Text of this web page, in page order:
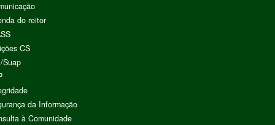
do reitor
CS
Suap
da Informação
à Comunidade